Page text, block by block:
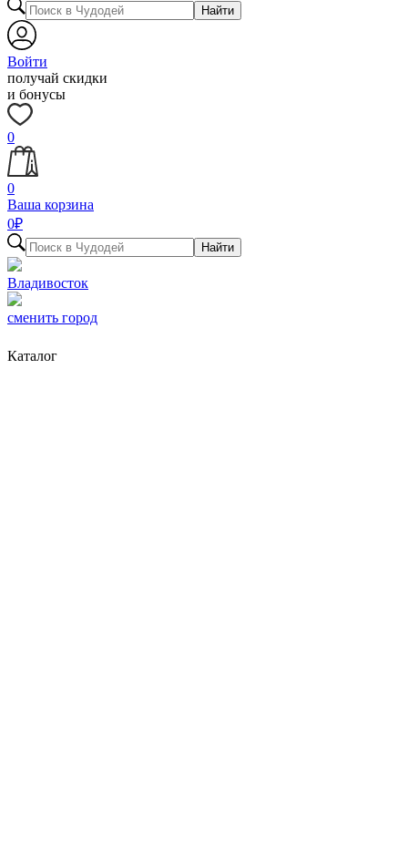
Найти
Войти
получай скидки
и бонусы
0
0
Ваша корзина
0₽
Найти
Владивосток
сменить город
Каталог